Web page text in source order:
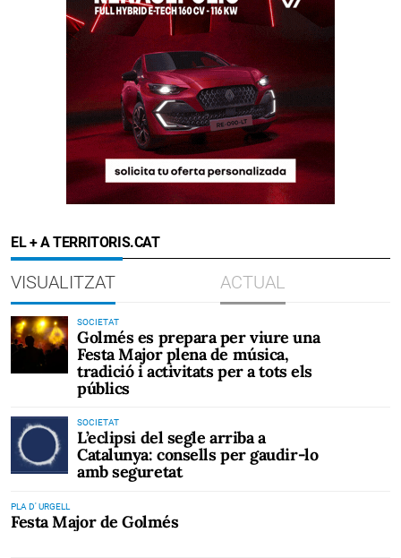
EL + A TERRITORIS.CAT
VISUALITZAT ACTUAL
SOCIETAT
Golmés es prepara per viure una
Festa Major plena de música,
tradició i activitats per a tots els
públics
SOCIETAT
L’eclipsi del segle arriba a
Catalunya: consells per gaudir-lo
amb seguretat
PLA D' URGELL
Festa Major de Golmés